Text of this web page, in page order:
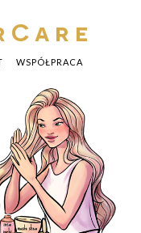
WSPÓŁPRACA